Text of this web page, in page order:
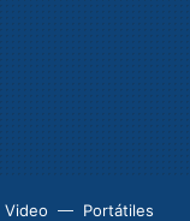
Video Portátiles